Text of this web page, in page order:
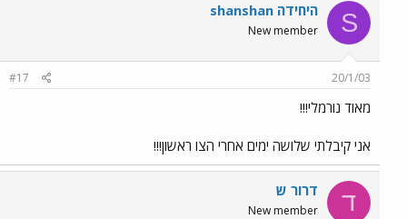
S shanshan היחידה
New member
20/1/03
#17
מאוד נורמלי!!!
אני קיבלתי שלושה ימים אחרי הצו ראשון!!!
ד דרור ש
New member